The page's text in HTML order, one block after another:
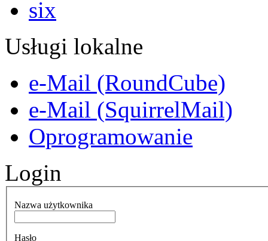
Usługi lokalne
e-Mail (RoundCube)
e-Mail (SquirrelMail)
Oprogramowanie
Login
Nazwa użytkownika
Hasło